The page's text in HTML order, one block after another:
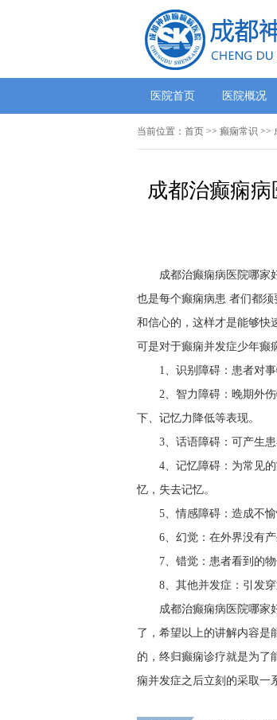
医院首页 医院概况
当前位置： 首页 >> 癫痫常识 >>
成都治癫痫
成都治癫痫病医院哪家
也是每个癫痫病患 者们都
和信心的，这样才是能够快
可是对于癫痫并发症少年癫
1、识别障碍：患者对
2、智力障碍：晚期外
下、记忆力降低等表现。
3、话语障碍：可产生
4、记忆障碍：为常见
忆，失去记忆。
5、情感障碍：造成不
6、幻觉：在外界没有
7、错觉：患者看到的
8、其他并发症：引发
成都治癫痫病医院哪家
了，希望以上的讲解内容是
的，终归癫痫诊疗就是为了
痫并发症之后立刻的采取一